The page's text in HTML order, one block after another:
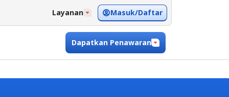
Layanan Masuk/Daftar
Dapatkan Penawaran